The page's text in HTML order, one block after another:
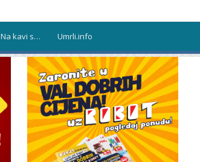
Na kavi s… Umrli.info